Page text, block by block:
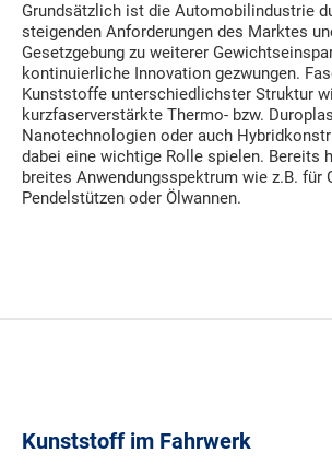
Grundsätzlich ist die Automobilindustrie
steigenden Anforderungen des Marktes
Gesetzgebung zu weiterer
kontinuierliche Innovation gezwungen.
Kunststoffe unterschiedlichster Struktur
kurzfaserverstärkte Thermo- bzw.
Nanotechnologien oder auch
dabei eine wichtige Rolle spielen. Bereits
breites Anwendungsspektrum wie z.B. für
Pendelstützen oder Ölwannen.
Kunststoff im Fahrwerk